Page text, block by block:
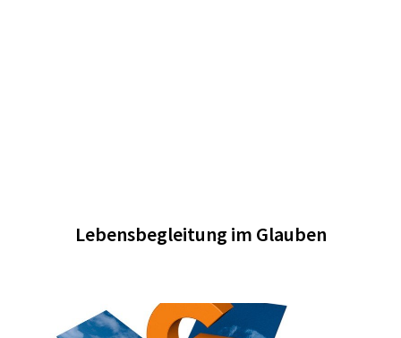
Lebensbegleitung im Glauben